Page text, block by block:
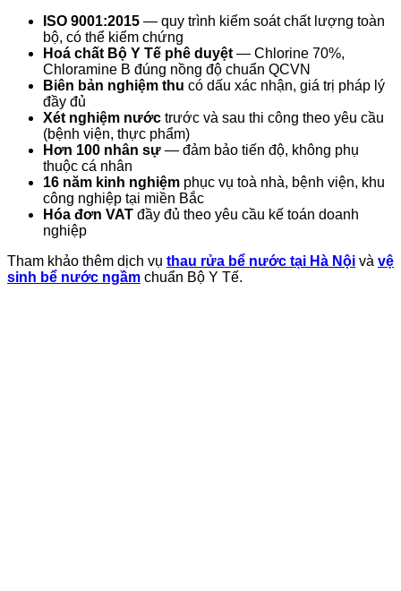
ISO 9001:2015 — quy trình kiểm soát chất lượng toàn
bộ, có thể kiểm chứng
Hoá chất Bộ Y Tế phê duyệt — Chlorine 70%,
Chloramine B đúng nồng độ chuẩn QCVN
Biên bản nghiệm thu có dấu xác nhận, giá trị pháp lý
đầy đủ
Xét nghiệm nước trước và sau thi công theo yêu cầu
(bệnh viện, thực phẩm)
Hơn 100 nhân sự — đảm bảo tiến độ, không phụ
thuộc cá nhân
16 năm kinh nghiệm phục vụ toà nhà, bệnh viện, khu
công nghiệp tại miền Bắc
Hóa đơn VAT đầy đủ theo yêu cầu kế toán doanh
nghiệp
Tham khảo thêm dịch vụ thau rửa bể nước tại Hà Nội và vệ
sinh bể nước ngầm chuẩn Bộ Y Tế.